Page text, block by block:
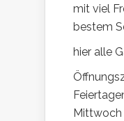
mit viel
bestem
hier alle
Mittwoch